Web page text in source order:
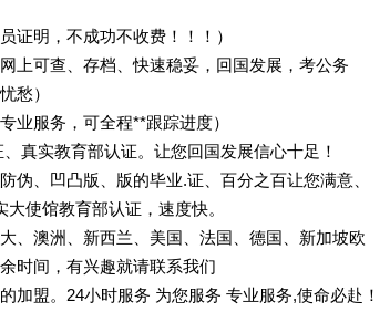
证明，不成功不收费！！！）
上可查、存档、快速稳妥，回国发展，考公务
忧愁）
业服务，可全程**跟踪进度）
真实教育部认证。让您回国发展信心十足！
、凹凸版、版的毕业.证、百分之百让您满意、
使馆教育部认证，速度快。
、澳洲、新西兰、美国、法国、德国、新加坡欧
时间，有兴趣就请联系我们
盟。24小时服务 为您服务 专业服务,使命必赴！